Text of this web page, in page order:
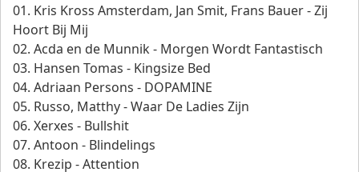
01. Kris Kross Amsterdam, Jan Smit, Frans Bauer - Zij
Hoort Bij Mij
02. Acda en de Munnik - Morgen Wordt Fantastisch
03. Hansen Tomas - Kingsize Bed
04. Adriaan Persons - DOPAMINE
05. Russo, Matthy - Waar De Ladies Zijn
06. Xerxes - Bullshit
07. Antoon - Blindelings
08. Krezip - Attention